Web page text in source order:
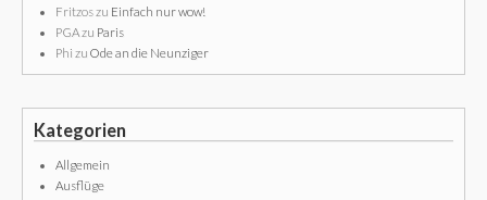
Fritzoszu Einfach nur wow!
PGAzu Paris
Phi zu Ode an die Neunziger
Kategorien
Allgemein
Ausflüge